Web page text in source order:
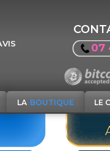
07
LA BOUTIQUE LE